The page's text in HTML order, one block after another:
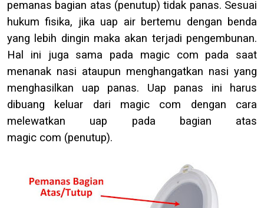
pemanas bagian atas (penutup) tidak panas. Sesuai
hukum fisika, jika uap air bertemu dengan benda
yang lebih dingin maka akan terjadi pengembunan.
Hal ini juga sama pada magic com pada saat
menanak nasi ataupun menghangatkan nasi yang
menghasilkan uap panas. Uap panas ini harus
dibuang keluar dari magic com dengan cara
melewatkan uap pada bagian atas
magic com (penutup).